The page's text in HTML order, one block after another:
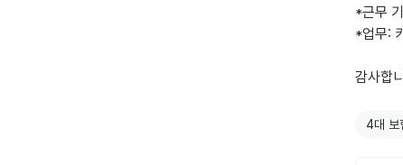
*근무
*업무:
감사합
4대 보